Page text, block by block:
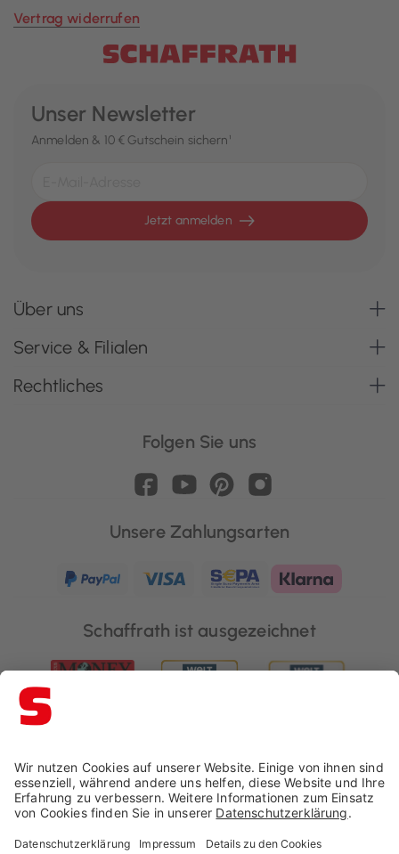
Vertrag widerrufen
Unser Newsletter
Anmelden & 10 € Gutschein sichern¹
Jetzt anmelden
Über uns
Service & Filialen
Rechtliches
Folgen Sie uns
Unsere Zahlungsarten
Schaffrath ist ausgezeichnet